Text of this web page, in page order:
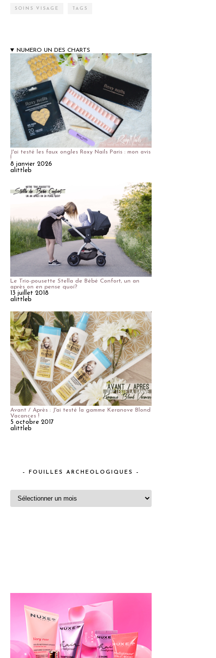
SOINS VISAGE TAGS
NUMERO UN DES CHARTS
J'ai testé les faux ongles Roxy Nails Paris : mon avis
!
8 janvier 2026
alittleb
Le Trio-pousette Stella de Bébé Confort, un an
après on en pense quoi?
13 juillet 2018
alittleb
Avant / Après : J'ai testé la gamme Keranove Blond
Vacances !
5 octobre 2017
alittleb
– FOUILLES ARCHEOLOGIQUES –